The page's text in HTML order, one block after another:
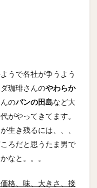
うで各社が争うよう
珈琲さんのやわらか
のパンの田島など大
がやってきてます。
生き残るには、、、
ろだと思うたま男で
なと。。。
格、味、大きさ、接